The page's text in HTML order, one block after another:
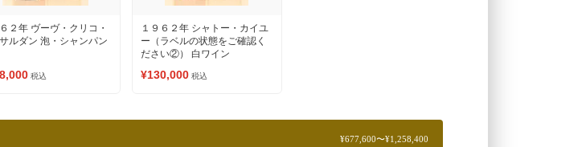
２年 ヴーヴ・クリコ・
ルダン 泡・シャンパン
税込
１９６２年 シャトー・カイユ
ー（ラベルの状態をご確認く
ださい②） 白ワイン
¥130,000 税込
¥677,600〜¥1,258,400